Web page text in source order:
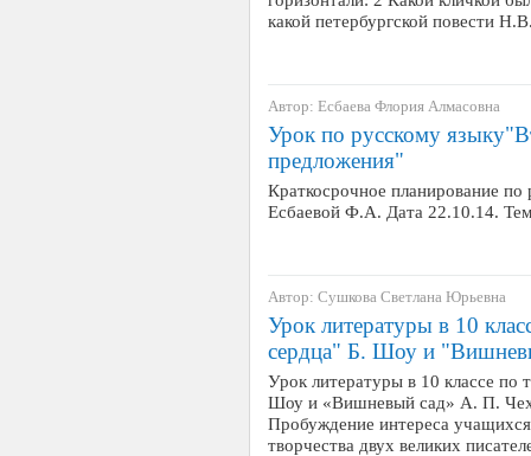
какой петербургской повести
Автор: Есбаева Флория Алмасовна
Урок по русскому
предложения"
Краткосрочное планирование по
Есбаевой Ф.А. Дата 22.10.14.
Автор: Сушкова Светлана Юрьевна
Урок литературы в 10
сердца" Б. Шоу и
Урок литературы в 10 классе по
Шоу и «Вишневый сад» А. П.
Пробуждение интереса
творчества двух великих